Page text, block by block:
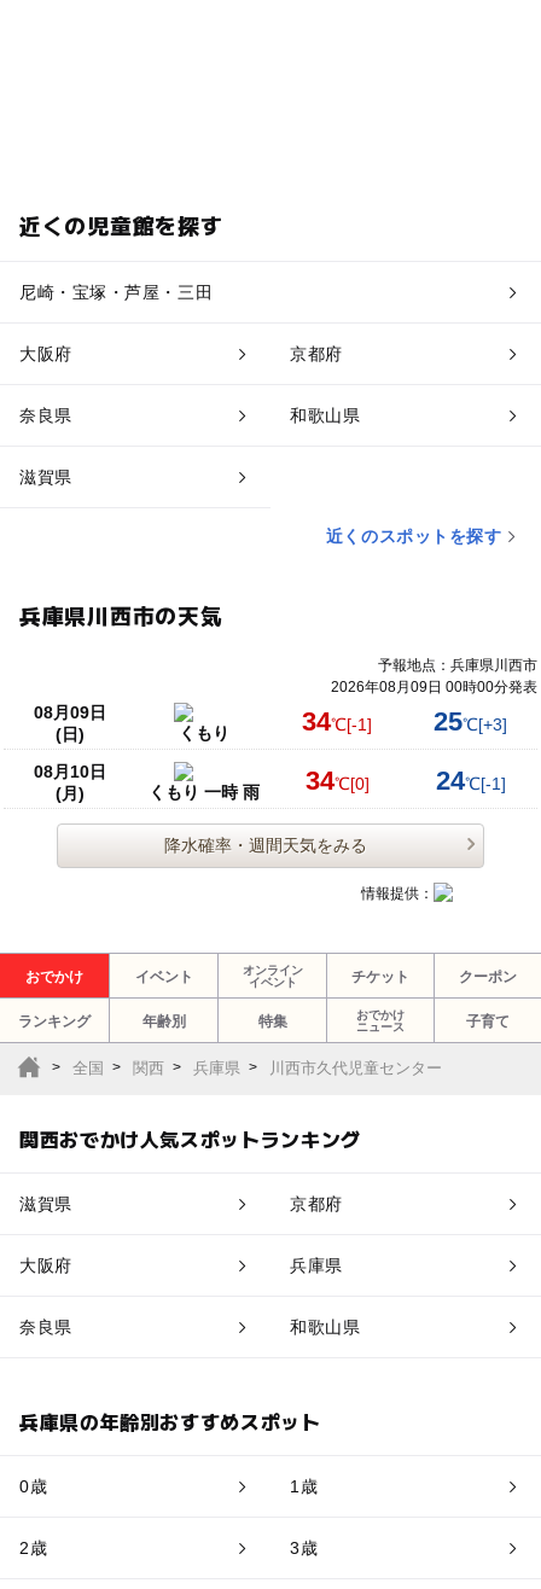
近くの児童館を探す
尼崎・宝塚・芦屋・三田
大阪府 京都府
奈良県 和歌山県
滋賀県
近くのスポットを探す
兵庫県川西市の天気
予報地点：兵庫県川西市
2026年08月09日 00時00分発表
08月09日
(日)
くもり 34℃[-1] 25℃[+3]
08月10日
(月)
くもり 一時 雨 34℃[0] 24℃[-1]
降水確率・週間天気をみる
情報提供：
おでかけ イベント
オンライン
イベント
チケット クーポン
ランキング 年齢別 特集
おでかけ
ニュース
子育て
全国 関西 兵庫県 川西市久代児童センター
関西おでかけ人気スポットランキング
滋賀県 京都府
大阪府 兵庫県
奈良県 和歌山県
兵庫県の年齢別おすすめスポット
0歳 1歳
2歳 3歳